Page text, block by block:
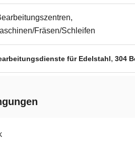
Fräsen/Schleifen
für Edelstahl, 304